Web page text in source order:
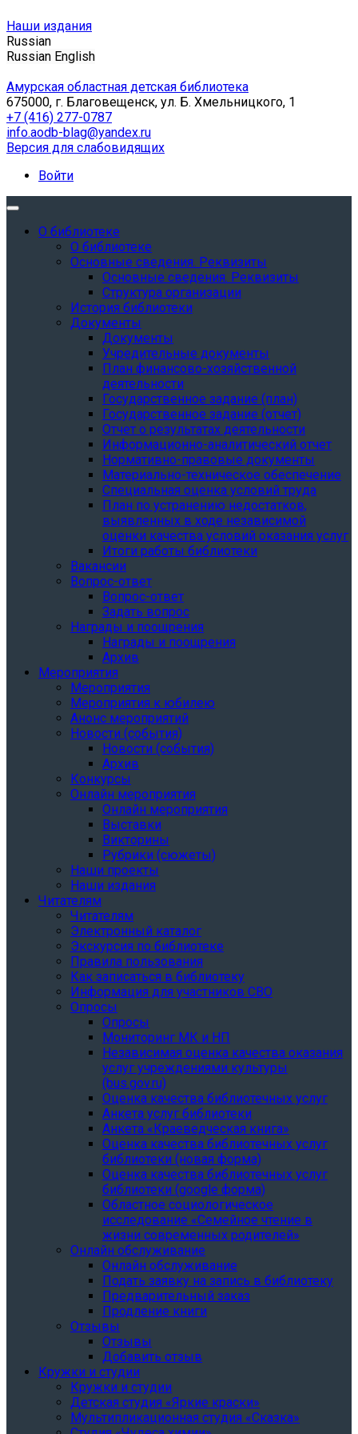
Наши издания
Russian
Russian English
Амурская областная детская библиотека
675000, г. Благовещенск, ул. Б. Хмельницкого, 1
+7 (416) 277-0787
info.aodb-blag@yandex.ru
Версия для слабовидящих
Войти
О библиотеке
О библиотеке
Основные сведения. Реквизиты
Основные сведения. Реквизиты
Структура организации
История библиотеки
Документы
Документы
Учредительные документы
План финансово-хозяйственной
деятельности
Государственное задание (план)
Государственное задание (отчет)
Отчет о результатах деятельности
Информационно-аналитический отчет
Нормативно-правовые документы
Материально-техническое обеспечение
Специальная оценка условий труда
План по устранению недостатков,
выявленных в ходе независимой
оценки качества условий оказания услуг
Итоги работы библиотеки
Вакансии
Вопрос-ответ
Вопрос-ответ
Задать вопрос
Награды и поощрения
Награды и поощрения
Архив
Мероприятия
Мероприятия
Мероприятия к юбилею
Анонс мероприятий
Новости (события)
Новости (события)
Архив
Конкурсы
Онлайн мероприятия
Онлайн мероприятия
Выставки
Викторины
Рубрики (сюжеты)
Наши проекты
Наши издания
Читателям
Читателям
Электронный каталог
Экскурсия по библиотеке
Правила пользования
Как записаться в библиотеку
Информация для участников СВО
Опросы
Опросы
Мониторинг МК и НП
Независимая оценка качества оказания
услуг учреждениями культуры
(bus.gov.ru)
Оценка качества библиотечных услуг
Анкета услуг библиотеки
Анкета «Краеведческая книга»
Oценка качества библиотечных услуг
библиотеки (новая форма)
Oценка качества библиотечных услуг
библиотеки (google форма)
Областное социологическое
исследование «Семейное чтение в
жизни современных родителей»
Онлайн обслуживание
Онлайн обслуживание
Подать заявку на запись в библиотеку
Предварительный заказ
Продление книги
Отзывы
Отзывы
Добавить отзыв
Кружки и студии
Кружки и студии
Детская студия «Яркие краски»
Мультипликационная студия «Сказка»